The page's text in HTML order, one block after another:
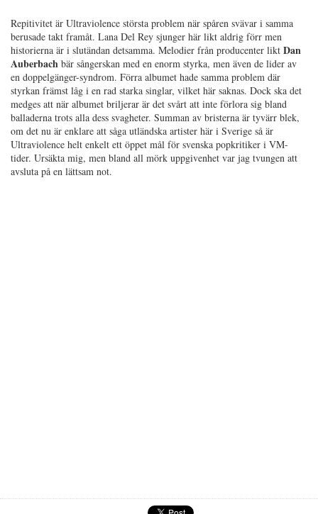
Repitivitet är Ultraviolence största problem när spåren svävar i samma
berusade takt framåt. Lana Del Rey sjunger här likt aldrig förr men
historierna är i slutändan detsamma. Melodier från producenter likt Dan
Auberbach bär sångerskan med en enorm styrka, men även de lider av
en doppelgänger-syndrom. Förra albumet hade samma problem där
styrkan främst låg i en rad starka singlar, vilket här saknas. Dock ska det
medges att när albumet briljerar är det svårt att inte förlora sig bland
balladerna trots alla dess svagheter. Summan av bristerna är tyvärr blek,
om det nu är enklare att såga utländska artister här i Sverige så är
Ultraviolence helt enkelt ett öppet mål för svenska popkritiker i VM-
tider. Ursäkta mig, men bland all mörk uppgivenhet var jag tvungen att
avsluta på en lättsam not.